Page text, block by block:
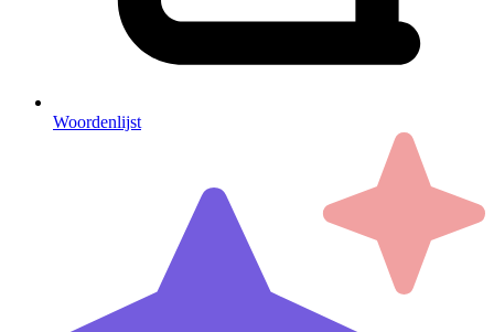
Woordenlijst